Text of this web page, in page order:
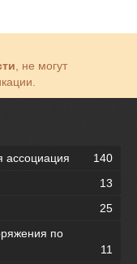
, не могут
ассоциация
140
13
25
по
11